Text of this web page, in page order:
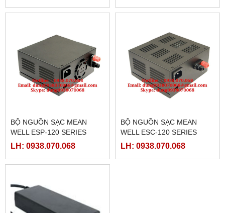
BỘ NGUỒN SẠC MEAN
WELL ESP-120 SERIES
LH: 0938.070.068
BỘ NGUỒN SẠC MEAN
WELL ESC-120 SERIES
LH: 0938.070.068